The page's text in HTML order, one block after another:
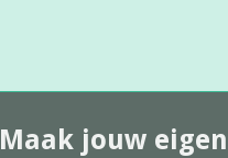
Maak jouw